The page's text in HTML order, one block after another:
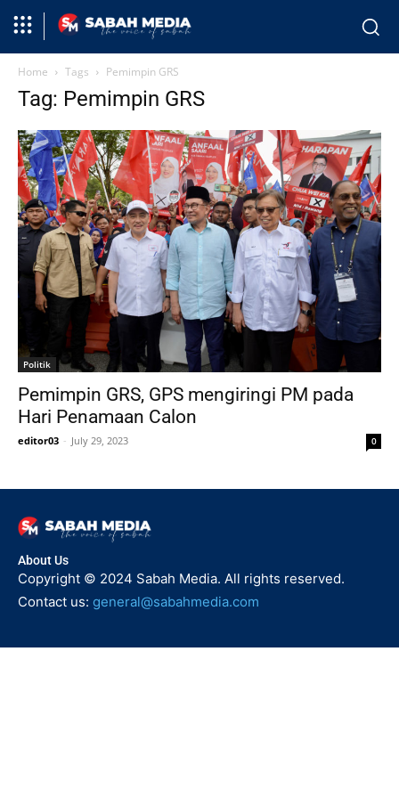
Home Tags Pemimpin GRS
Tag: Pemimpin GRS
Politik
Pemimpin GRS, GPS mengiringi PM pada
Hari Penamaan Calon
editor03 - July 29, 2023 0
About Us
Copyright © 2024 Sabah Media. All rights reserved.
Contact us: general@sabahmedia.com